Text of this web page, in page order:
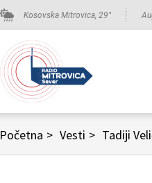
Kosovska Mitrovica, 29°
Početna > Vesti > Tadiji